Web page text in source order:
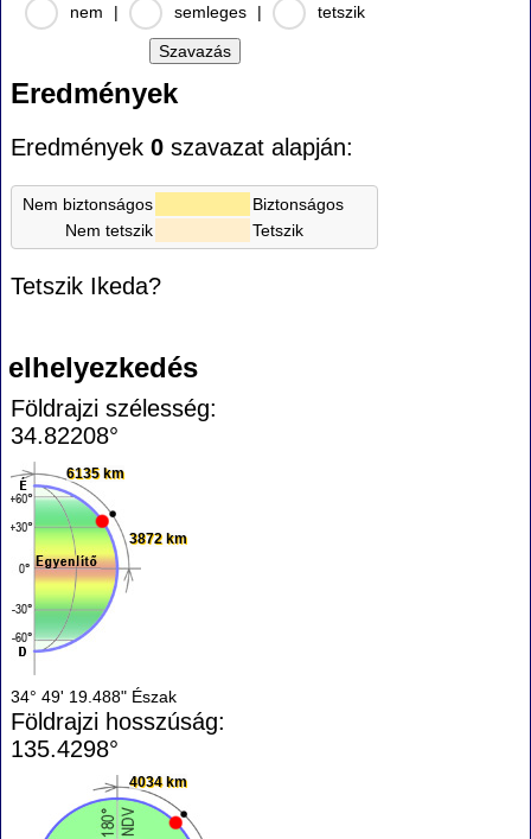
nem
| semleges | tetszik
Eredmények
Eredmények 0 szavazat alapján:
Nem biztonságos
Biztonságos
Nem tetszik
Tetszik
Tetszik Ikeda?
elhelyezkedés
Földrajzi szélesség:
34.82208°
6135 km
3872 km
34° 49' 19.488" Észak
Földrajzi hosszúság:
135.4298°
4034 km